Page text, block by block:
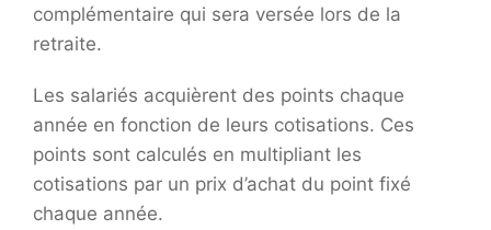
complémentaire qui sera versée lors de la
retraite.
Les salariés acquièrent des points chaque
année en fonction de leurs cotisations. Ces
points sont calculés en multipliant les
cotisations par un prix d’achat du point fixé
chaque année.